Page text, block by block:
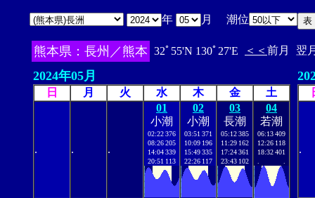
年 月 潮位
熊本県：長州／熊本 32ﾟ55'N 130ﾟ27'E ＜＜ 前月 翌
2024年05月
日 月 火 水 木 金 土
. . .
01
小潮
02:22376
08:26205
14:04339
20:51 113
02
小潮
03:51 371
10:09 196
15:49335
22:26 117
03
長潮
05:12385
11:29 162
17:24361
23:43 102
04
若潮
06:13409
12:26 118
18:32401
.